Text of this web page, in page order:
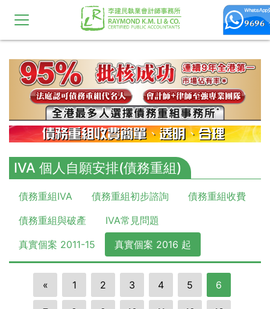
10,11,12,13,14,15,16,17,18,19,20
IVA 個人自願安排(債務重組)
債務重組IVA 債務重組初步諮詢
債務重組收費
債務重組與破產
IVA常見問題
真實個案 2011-15
真實個案 2016 起
« 1 2 3 4 5 6